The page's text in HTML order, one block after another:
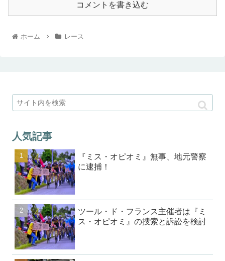
コメントを書き込む
ホーム レース
人気記事
『ミス・オピオミ』無事、地元警察
に逮捕！
ツール・ド・フランス主催者は『ミ
ス・オピオミ』の捜索と訴訟を検討